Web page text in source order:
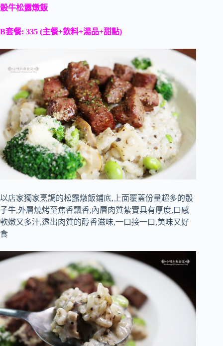
骰牛松露燉飯
B套餐: 335 (主餐+飲料+湯品+甜點)
以店家獨家烹調的松露燉飯鋪底,上面覆蓋份量超多的骰
子牛,外層燒烤至焦香飄香,內層肉質紮實具有厚度,口感
軟嫩又多汁,透出肉質的醇香滋味,一口接一口,美味又好
食